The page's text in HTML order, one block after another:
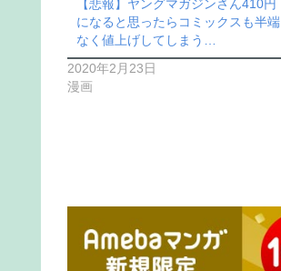
【悲報】ヤングマガジンさん410円
になると思ったらコミックスも半端
なく値上げしてしまう…
2020年2月23日
漫画